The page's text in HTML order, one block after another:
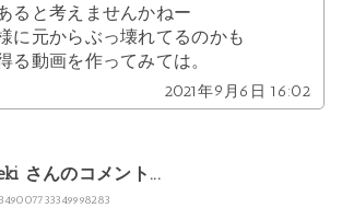
ると考えませんかねー
に元からぶっ壊れてるのかも
る動画を作ってみては。
2021年9月6日 16:02
さんのコメント...